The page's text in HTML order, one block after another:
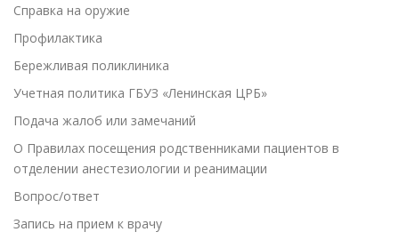
Справка на оружие
Профилактика
Бережливая поликлиника
Учетная политика ГБУЗ «Ленинская ЦРБ»
Подача жалоб или замечаний
О Правилах посещения родственниками пациентов в
отделении анестезиологии и реанимации
Вопрос/ответ
Запись на прием к врачу